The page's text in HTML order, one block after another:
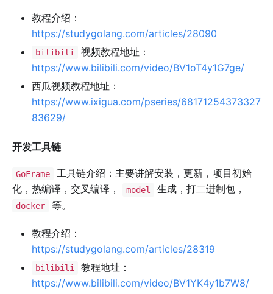
教程介绍：
https://studygolang.com/articles/28090
bilibili
视频教程地址：
https://www.bilibili.com/video/BV1oT4y1G7ge/
西瓜视频教程地址：
https://www.ixigua.com/pseries/68171254373327
83629/
开发工具链
GoFrame
工具链介绍：主要讲解安装，更新，项目初始
化，热编译，交叉编译，
model 生成，打二进制包，
docker 等。
教程介绍：
https://studygolang.com/articles/28319
bilibili
教程地址：
https://www.bilibili.com/video/BV1YK4y1b7W8/